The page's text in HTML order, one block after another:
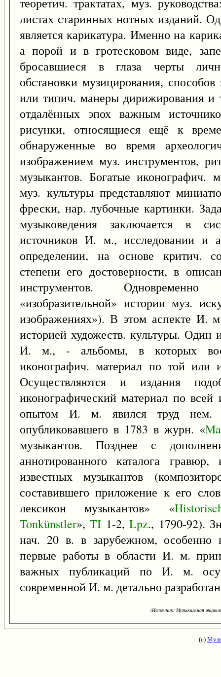
листах старинных нотных изданий.
является карикатура. Именно на
а порой и в гротесковом виде,
бросавшиеся в глаза черты
обстановки музицирования, способов
или типич. манеры дирижирования и
отдалённых эпох важным
рисунки, относящиеся ещё к
обнаруженные во время
изображением муз. инструментов,
музыкантов. Богатые иконографич.
муз. культуры представляют
фрески, нар. лубочные картинки.
музыковедения заключается в
источников И. м., исследовании и
определении, на основе критич.
степени его достоверности, в
инструментов. Одновременно
«изобразительной» истории муз.
изображениях»). В этом аспекте И.
историей художеств. культуры. Один
И. м., - альбомы, в которых
иконографич. материал по той или
Осуществляются и издания
иконографический материал по
опытом И. м. явился труд нем.
опубликовавшего в 1783 в журн. «
музыкантов. Позднее с
аннотированного каталога
известных музыкантов
составившего приложение к его
лексикон музыкантов» «
Tonkünstler»,TI 1-2,Lpz., 1790-92).
нач. 20 в. в зарубежном, особенно
первые работы в области И. м.
важных публикаций по И. м.
современной И. м. детально
(Источник: Музыкальная
(с)